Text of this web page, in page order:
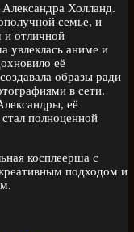
Холланд.
семье, и
и отличной
увлеклась аниме и
её
образы ради
в сети.
её
полноценной
косплеерша с
подходом и